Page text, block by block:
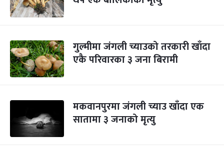
गुल्मीमा जंगली च्याउको तरकारी खाँदा
एकै परिवारका ३ जना बिरामी
मकवानपुरमा जंगली च्याउ खाँदा एक
सातामा ३ जनाको मृत्यु